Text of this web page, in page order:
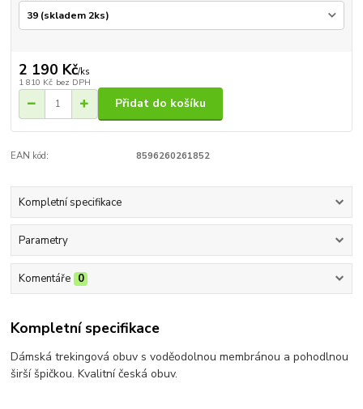
2 190 Kč/ks
1 810 Kč bez DPH
Přidat do košíku
EAN kód: 8596260261852
Kompletní specifikace
Parametry
Komentáře 0
Kompletní specifikace
Dámská trekingová obuv s voděodolnou membránou a pohodlnou
širší špičkou. Kvalitní česká obuv.